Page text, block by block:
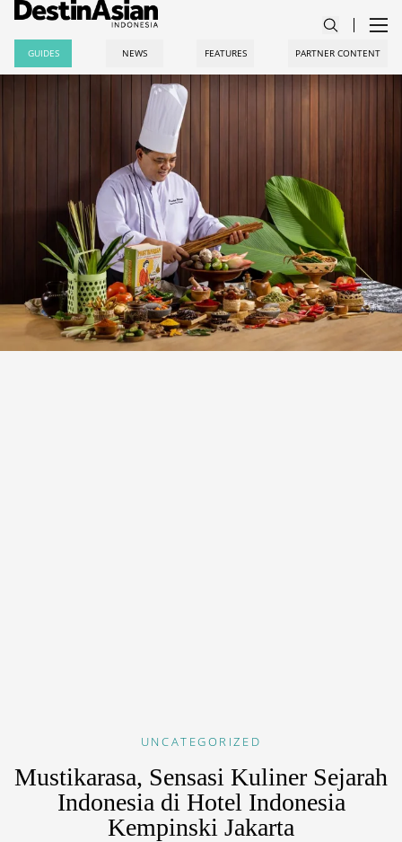
GUIDES NEWS FEATURES PARTNER CONTENT
UNCATEGORIZED
Mustikarasa, Sensasi Kuliner Sejarah
Indonesia di Hotel Indonesia
Kempinski Jakarta